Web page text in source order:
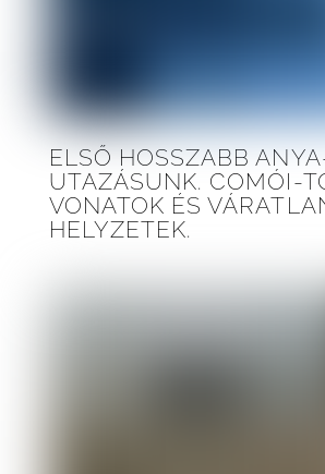
ELSŐ HOSSZABB
UTAZÁSUNK. COMÓI-
VONATOK ÉS
HELYZETEK.